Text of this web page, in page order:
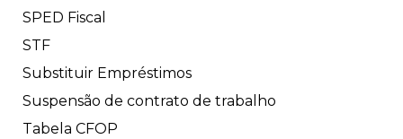
SPED Fiscal
STF
Substituir Empréstimos
Suspensão de contrato de trabalho
Tabela CFOP